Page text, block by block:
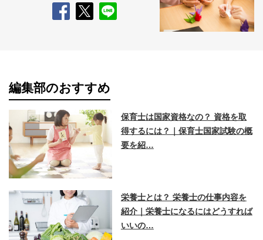
編集部のおすすめ
保育士は国家資格なの？ 資格を取
得するには？｜保育士国家試験の概
要を紹…
栄養士とは？ 栄養士の仕事内容を
紹介｜栄養士になるにはどうすれば
いいの…